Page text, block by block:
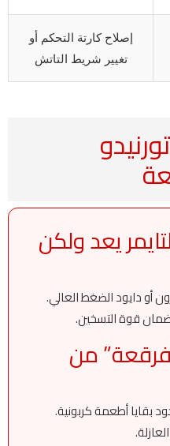
إصلاح كارتة التحكم أو
تغيير شريط التاتش
يعد ولكن
أو دايود الضغط العالي.
قوة التسخين.
من
بقايا أطعمة كربونية.